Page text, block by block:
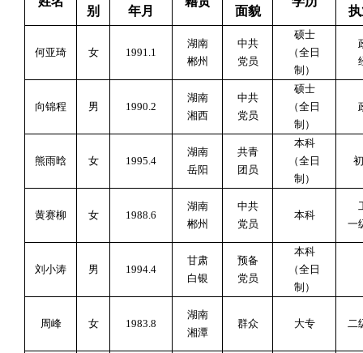
别
年月
面貌
何亚琦 女 1991.1
湖南
郴州
中共
党员
硕士
（全日
制）
向锦程 男 1990.2
湖南
湘西
中共
党员
硕士
（全日
制）
熊雨晗 女 1995.4
湖南
岳阳
共青
团员
本科
（全日
制）
黄赛柳 女 1988.6
湖南
郴州
中共
党员
本科
一
刘小涛 男 1994.4
甘肃
白银
预备
党员
本科
（全日
制）
周峰 女 1983.8
湖南
湘潭
群众 大专 二